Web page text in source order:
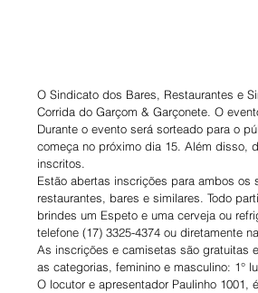
O Sindicato dos Bares, Restaurantes e
Corrida do Garçom & Garçonete. O
Durante o evento será sorteado para o
começa no próximo dia 15. Além disso,
inscritos.
Estão abertas inscrições para ambos
restaurantes, bares e similares. Todo
brindes um Espeto e uma cerveja ou
telefone (17) 3325-4374 ou diretamente
As inscrições e camisetas são gratuitas
as categorias, feminino e masculino: 1°
O locutor e apresentador Paulinho 1001,